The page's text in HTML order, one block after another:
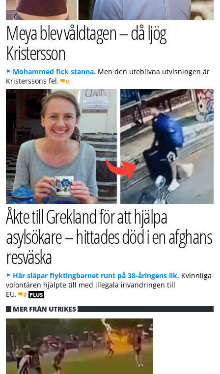
Meya blev våldtagen – då ljög
Kristersson
Mohammed fick stanna. Men den uteblivna utvisningen är
Kristerssons fel.
0
Åkte till Grekland för att hjälpa
asylsökare – hittades död i en afghans
resväska
Här släpar flyktingbarnet runt på 38-åringens lik. Kvinnliga
volontären hjälpte till med illegala invandringen till
EU.
0 PLUS
MER FRÅN UTRIKES